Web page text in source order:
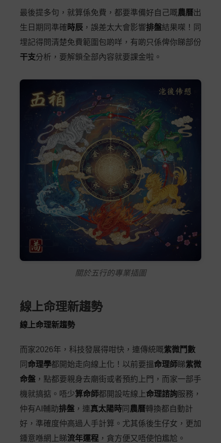
最後提多句，就算係免費，都要準備好自己嘅農曆出
生日期同準確 時辰 ，誤差太大會影響排盤結果㗎！同
埋記得問清楚免費範圍包啲咩，有啲只係俾你睇部份
干支分析，要解鎖全部內容就要課金啦。
關於五行的專業插圖
線上命理新趨勢
線上命理新趨勢
而家2026年，科技發展得咁快，連傳統嘅紫微鬥數
同 命理學都開始走向線上化！以前要搵命理師睇紫微
命盤 ，點都要親身去廟街或者預約上門，而家一部手
機就搞掂。唔少算命師都開設咗線上命理諮詢服務，
仲有AI輔助排盤 ，連真太陽時 同 農曆轉換都自動計
好，準確度仲高過人手計算。尤其係後生仔女，更加
鍾意喺網上睇流年運程 ，貪方便又唔使怕尷尬。